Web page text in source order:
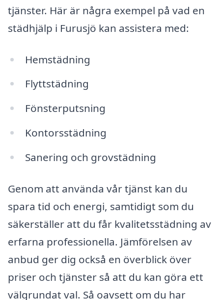
tjänster. Här är några exempel på vad en
städhjälp i Furusjö kan assistera med:
Hemstädning
Flyttstädning
Fönsterputsning
Kontorsstädning
Sanering och grovstädning
Genom att använda vår tjänst kan du
spara tid och energi, samtidigt som du
säkerställer att du får kvalitetsstädning av
erfarna professionella. Jämförelsen av
anbud ger dig också en överblick över
priser och tjänster så att du kan göra ett
välgrundat val. Så oavsett om du har